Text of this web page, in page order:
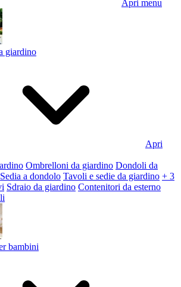
Apri menu
giardino
Apri
Ombrelloni da giardino Dondoli da
Sedia a dondolo Tavoli e sedie da giardino + 3
Sdraio da giardino Contenitori da esterno
bambini